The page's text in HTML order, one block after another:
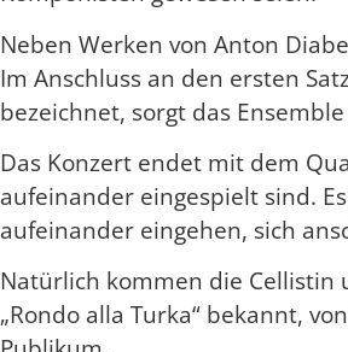
Neben Werken von Anton
Im Anschluss an den ersten
bezeichnet, sorgt das
Das Konzert endet mit dem
aufeinander eingespielt sind.
aufeinander eingehen, sich
Natürlich kommen die Cellistin
„Rondo alla Turka“ bekannt,